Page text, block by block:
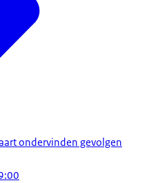
ondervinden gevolgen